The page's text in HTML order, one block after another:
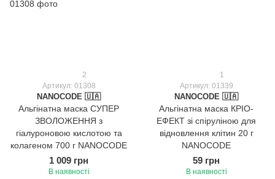
2
Артикул: 01308
NANOCODE 🇺🇦
Альгінатна маска СУПЕР
ЗВОЛОЖЕННЯ з
гіалуроновою кислотою та
колагеном 700 г NANOCODE
1 009 грн
В наявності
1
Артикул: 01339
NANOCODE 🇺🇦
Альгінатна маска КРІО-
ЕФЕКТ зі спіруліною для
відновлення клітин 20 г
NANOCODE
59 грн
В наявності